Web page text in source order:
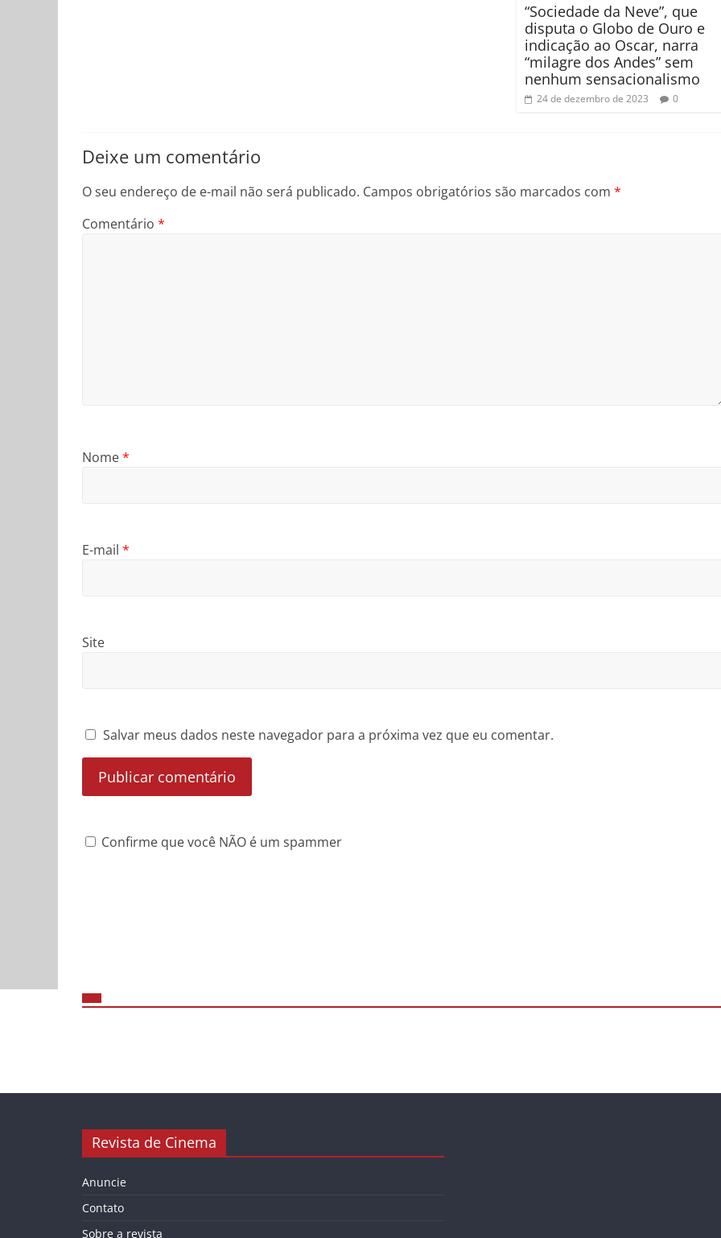
“Sociedade da Neve”, que
disputa o Globo de Ouro e
indicação ao Oscar, narra
“milagre dos Andes” sem
nenhum sensacionalismo
24 de dezembro de 2023 0
Deixe um comentário
O seu endereço de e-mail não será publicado. Campos obrigatórios são marcados com *
Comentário *
Nome*
E-mail *
Site
Salvar meus dados neste navegador para a próxima vez que eu comentar.
Confirme que você NÃO é um spammer
Revista de Cinema
Anuncie
Contato
Sobre a revista